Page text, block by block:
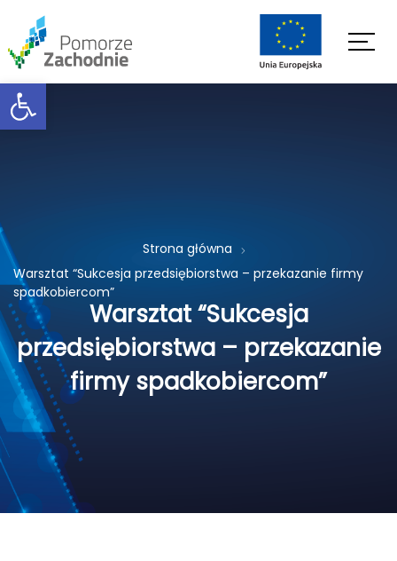
Open toolbar
Strona główna
Warsztat “Sukcesja przedsiębiorstwa – przekazanie firmy
spadkobiercom”
Warsztat “Sukcesja
przedsiębiorstwa – przekazanie
firmy spadkobiercom”